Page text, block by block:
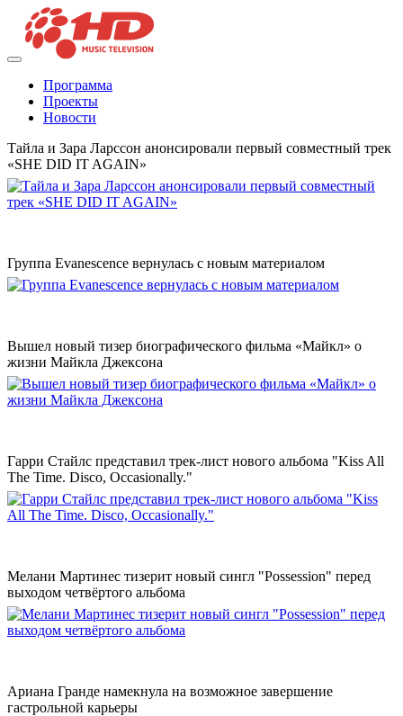
Программа
Проекты
Новости
Тайла и Зара Ларссон анонсировали первый совместный трек
«SHE DID IT AGAIN»
Группа Evanescence вернулась с новым материалом
Вышел новый тизер биографического фильма «Майкл» о
жизни Майкла Джексона
Гарри Стайлс представил трек-лист нового альбома "Kiss All
The Time. Disco, Occasionally."
Мелани Мартинес тизерит новый сингл "Possession" перед
выходом четвёртого альбома
Ариана Гранде намекнула на возможное завершение
гастрольной карьеры